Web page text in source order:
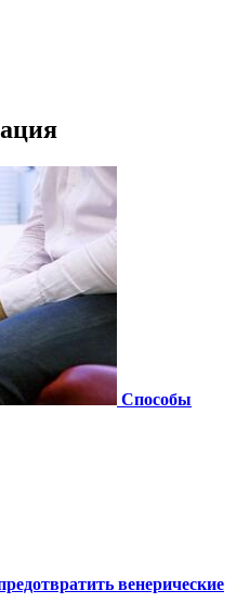
Способы
венерические